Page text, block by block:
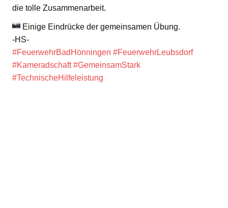
die tolle Zusammenarbeit.
Einige Eindrücke der gemeinsamen Übung.
-HS-
#FeuerwehrBadHönningen #FeuerwehrLeubsdorf
#Kameradschaft #GemeinsamStark
#TechnischeHilfeleistung